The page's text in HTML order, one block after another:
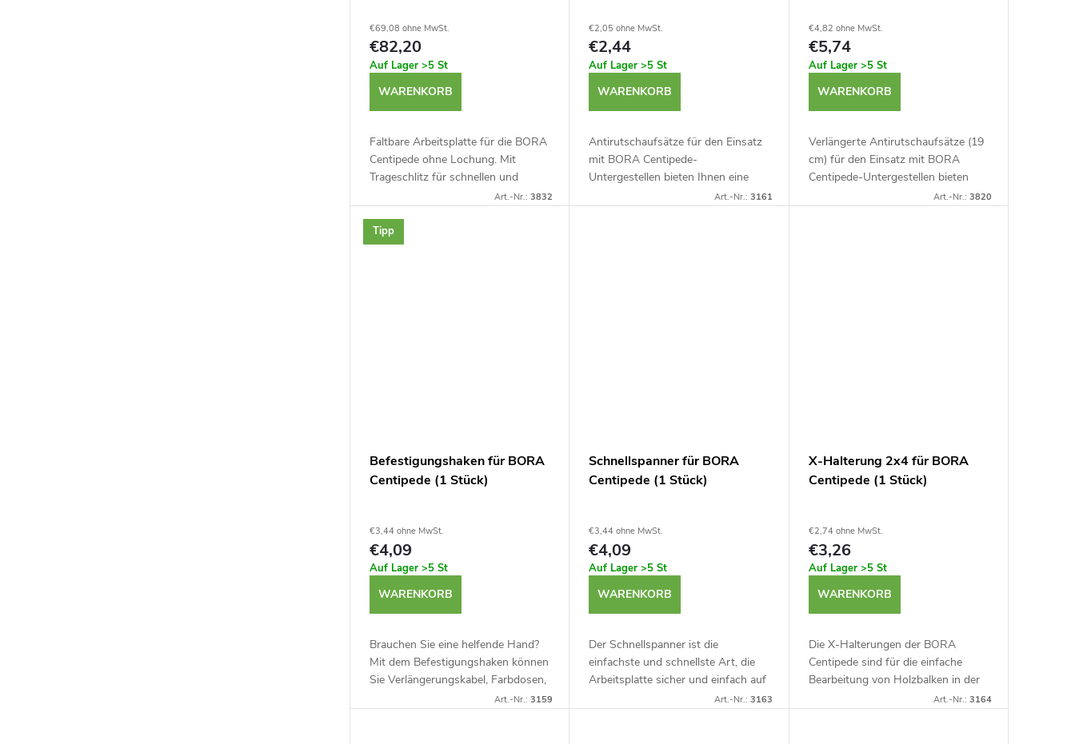
€69,08 ohne MwSt.
€82,20
Auf Lager >5 St
WARENKORB
Faltbare Arbeitsplatte für die BORA
Centipede ohne Lochung. Mit
Trageschlitz für schnellen und
effizienten Transport auch mit einer
optionales...
Art.-Nr.:3832
€2,05 ohne MwSt.
€2,44
Auf Lager>5 St
WARENKORB
Antirutschaufsätze für den Einsatz
mit BORA Centipede-
Untergestellen bieten Ihnen eine
feste, schonende Oberfläche mit
Art.-Nr.: 3161
€4,82 ohne MwSt.
€5,74
Auf Lager >5 St
WARENKORB
Verlängerte Antirutschaufsätze (19
cm) für den Einsatz mit BORA
Centipede-Untergestellen bieten
Ihnen eine feste, schonendeArt.-Nr.: 3820
Tipp
Befestigungshaken für BORA
Centipede (1 Stück)
€3,44 ohne MwSt.
€4,09
Auf Lager >5 St
WARENKORB
Brauchen Sie eine helfende Hand?
Mit dem Befestigungshaken können
Sie Verlängerungskabel, Farbdosen,
Eimer und anderes Material an Ihrer
Art.-Nr.:3159
Schnellspanner für BORA
Centipede (1 Stück)
€3,44 ohne MwSt.
€4,09
Auf Lager>5 St
WARENKORB
Der Schnellspanner ist die
einfachste und schnellste Art, die
Arbeitsplatte sicher und einfach auf
der BORA Centipede zu befestigen.
Art.-Nr.: 3163
X-Halterung 2x4 für BORA
Centipede (1 Stück)
€2,74 ohne MwSt.
€3,26
Auf Lager >5 St
WARENKORB
Die X-Halterungen der BORA
Centipede sind für die einfache
Bearbeitung von Holzbalken in der
Standardgröße 2x4 (50 x 100 mm)
Art.-Nr.: 3164